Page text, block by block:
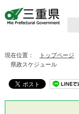
現在位置： トップページ
県政スケジュール